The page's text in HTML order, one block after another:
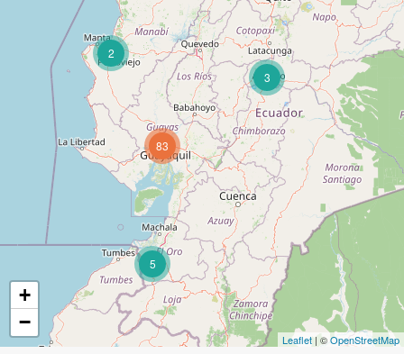
2
3
5
83
+
−
Leaflet | ©OpenStreetMap